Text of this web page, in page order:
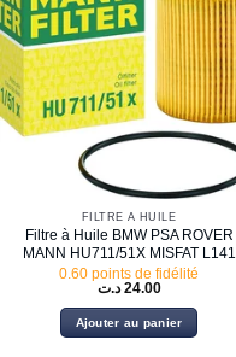
FILTRE À HUILE
Filtre à Huile BMW PSA ROVER
MANN HU711/51X MISFAT L141
0.60 points de fidélité
24.00 د.ت
Ajouter au panier